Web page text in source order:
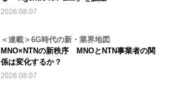
2026.08.07
＜連載＞6G時代の新・業界地図
MNO×NTNの新秩序 MNOとNTN事業者の関
係は変化するか？
2026.08.07